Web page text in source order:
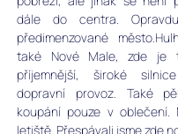
dále do centra.
předimenzované
také Nové Male, zde je
příjemnější, široké
dopravní provoz. Také
koupání pouze v oblečení.